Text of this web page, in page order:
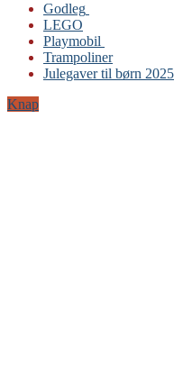
Godleg
Gabby’s Dukkehus
Playmobil
Trampoliner
LEGO
LEGO
Playmobil
Trampoliner
Julegaver til børn 2025
Knap